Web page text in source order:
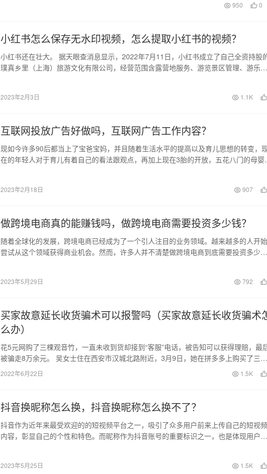
950 0
小红书怎么保存无水印视频，怎么提取小红书的视频？
小红书还在壮大。 据天眼查消息显示，2022年7月11日，小红书成立了自己全资持股
璞真乡里（上海）旅游文化有限公司，经营范围含露营地服务、游览景区管理、游乐园
2023年2月3日 1.1K
互联网投放广告好做吗，互联网广告工作内容？
现如今许多90后都当上了宝爸宝妈，并且随着生活水平的提高以及育儿思想的转变，
在的年轻人对于育儿有着自己的看法跟观点，再加上现在3胎的开放，五花八门的母婴
2023年2月18日 907
做跨境电商真的能赚钱吗，做跨境电商需要投资多少钱？
随着全球化的发展，跨境电商已经成为了一个引人注目的业务领域。越来越多的人开始
尝试从这个领域获得商业机会。然而，许多人并不清楚做跨境电商到底需要投资多少
2023年5月29日 792
买家故意延长收货骗术可以报警吗（买家故意延长收货骗术
么办）
花5元网购了三棵观音竹，一直未收到货却接到“客服”电话，被告知可以获得理赔，最
被骗走8万余元。 吴女士住在西安市汉城北路附近，3月9日，她在拼多多上购买了三棵
观音竹，花费5元多，…
2022年6月22日 1.5K
抖音换昵称怎么换，抖音换昵称怎么换不了？
抖音作为近年来最受欢迎的的短视频平台之一，吸引了众多用户前来上传自己的短视频
内容，彰显自己的个性和特色。而昵称作为抖音账号的重要标识之一，也是体现用户个
2023年5月25日 1.5K